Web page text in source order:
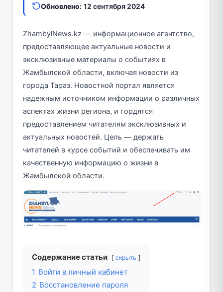
Обновлено: 12 сентября 2024
ZhambylNews.kz — информационное агентство,
предоставляющее актуальные новости и
эксклюзивные материалы о событиях в
Жамбылской области, включая новости из
города Тараз. Новостной портал является
надежным источником информации о различных
аспектах жизни региона, и гордятся
предоставлением читателям эксклюзивных и
актуальных новостей. Цель — держать
читателей в курсе событий и обеспечивать им
качественную информацию о жизни в
Жамбылской области.
Содержание статьи скрыть
1 Войти в личный кабинет
2 Восстановление пароля